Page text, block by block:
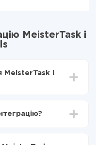
MeisterTask і
MeisterTask і
з MeisterTask в
передаватися з